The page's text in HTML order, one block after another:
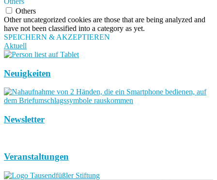
Others
Other uncategorized cookies are those that are being analyzed and
have not been classified into a category as yet.
SPEICHERN & AKZEPTIEREN
Aktuell
Neuigkeiten
Newsletter
Veranstaltungen